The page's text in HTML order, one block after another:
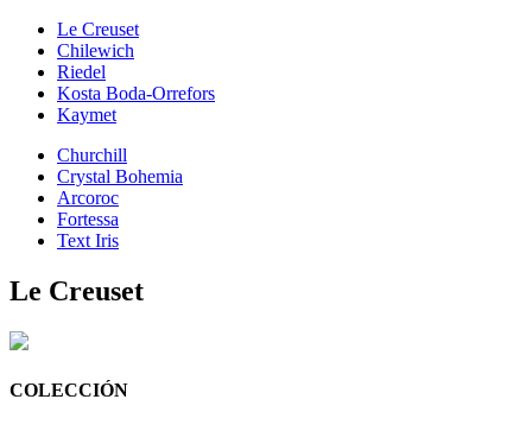
Le Creuset
Chilewich
Riedel
Kosta Boda-Orrefors
Kaymet
Churchill
Crystal Bohemia
Arcoroc
Fortessa
Text Iris
Le Creuset
COLECCIÓN